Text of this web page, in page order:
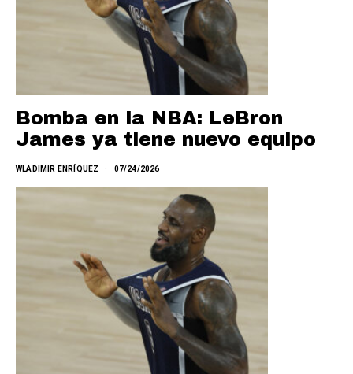
Bomba en la NBA: LeBron
James ya tiene nuevo equipo
WLADIMIR ENRÍQUEZ 07/24/2026